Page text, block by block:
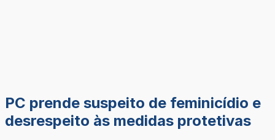
PC prende suspeito de feminicídio e
desrespeito às medidas protetivas